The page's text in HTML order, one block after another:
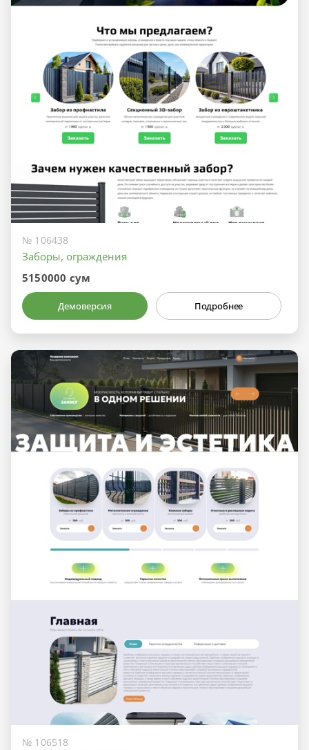
№ 106438
Заборы, ограждения
5150000 сум
Демоверсия Подробнее
№ 106518